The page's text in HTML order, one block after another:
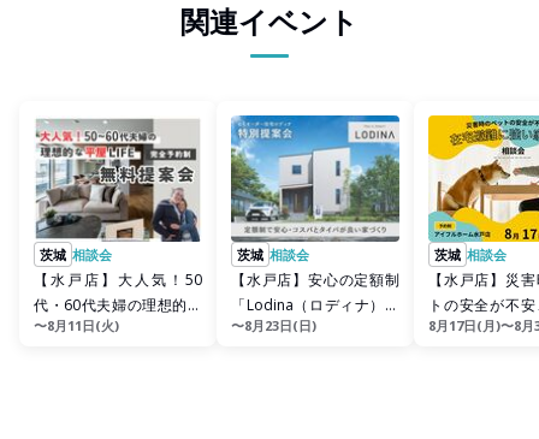
関連イベント
茨城 相談会
【水戸店】大人気！50
代・60代夫婦の理想的な
平屋ライフ提案会
〜8月11日(火)
茨城 相談会
【水戸店】安心の定額制
「Lodina（ロディナ）」
説明会
〜8月23日(日)
茨城 相談会
【水戸店】災
トの安全が不
避難に強い家 相
8月17日(月)〜8月